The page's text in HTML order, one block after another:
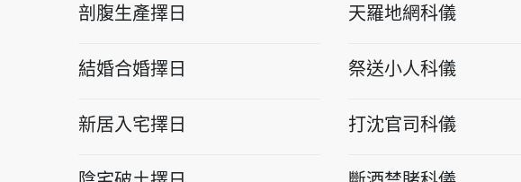
剖腹生產擇日
結婚合婚擇日
新居入宅擇日
天羅地網科儀
祭送小人科儀
打沈官司科儀